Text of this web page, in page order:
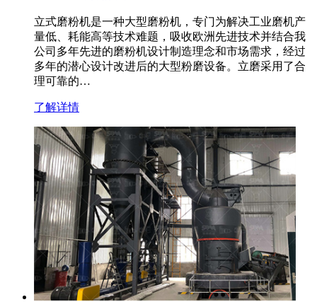
立式磨粉机是一种大型磨粉机，专门为解决工业磨机产
量低、耗能高等技术难题，吸收欧洲先进技术并结合我
公司多年先进的磨粉机设计制造理念和市场需求，经过
多年的潜心设计改进后的大型粉磨设备。立磨采用了合
理可靠的…
了解详情